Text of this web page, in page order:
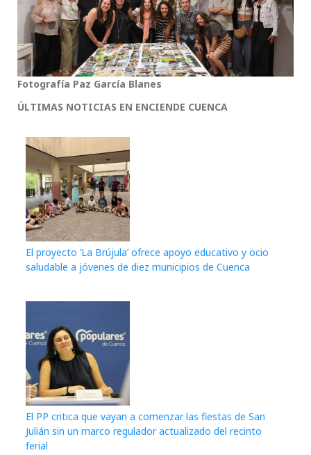
Fotografía Paz García Blanes
ÚLTIMAS NOTICIAS EN ENCIENDE CUENCA
El proyecto ‘La Brújula’ ofrece apoyo educativo y ocio
saludable a jóvenes de diez municipios de Cuenca
El PP critica que vayan a comenzar las fiestas de San
Julián sin un marco regulador actualizado del recinto
ferial